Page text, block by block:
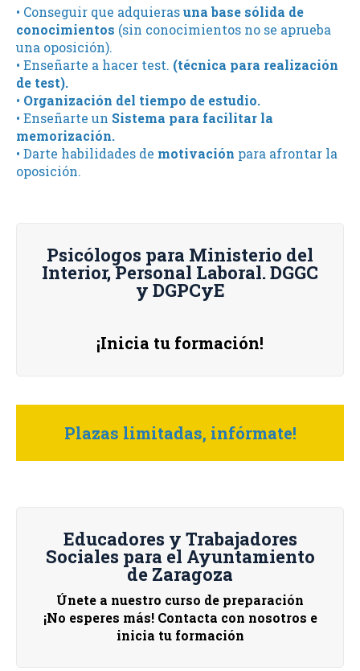
• Conseguir que adquierasuna base sólida de
conocimientos (sin conocimientos no se aprueba
una oposición).
• Enseñarte a hacer test. (técnica para realización
de test).
• Organización del tiempo de estudio.
• Enseñarte un Sistema para facilitar la
memorización.
• Darte habilidades de motivación para afrontar la
oposición.
Psicólogos para Ministerio del
Interior, Personal Laboral. DGGC
y DGPCyE
¡Inicia tu formación!
Plazas limitadas, infórmate!
Educadores y Trabajadores
Sociales para el Ayuntamiento
de Zaragoza
Únete a nuestro curso de preparación
¡No esperes más! Contacta con nosotros e
inicia tu formación